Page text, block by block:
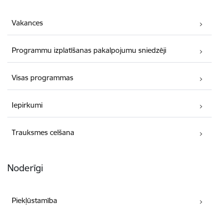
Vakances
Programmu izplatīšanas pakalpojumu sniedzēji
Visas programmas
Iepirkumi
Trauksmes celšana
Noderīgi
Piekļūstamība